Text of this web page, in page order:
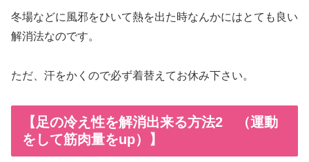
冬場などに風邪をひいて熱を出た時なんかにはとても良い
解消法なのです。
ただ、汗をかくので必ず着替えてお休み下さい。
【足の冷え性を解消出来る方法2 （運動
をして筋肉量をup）】